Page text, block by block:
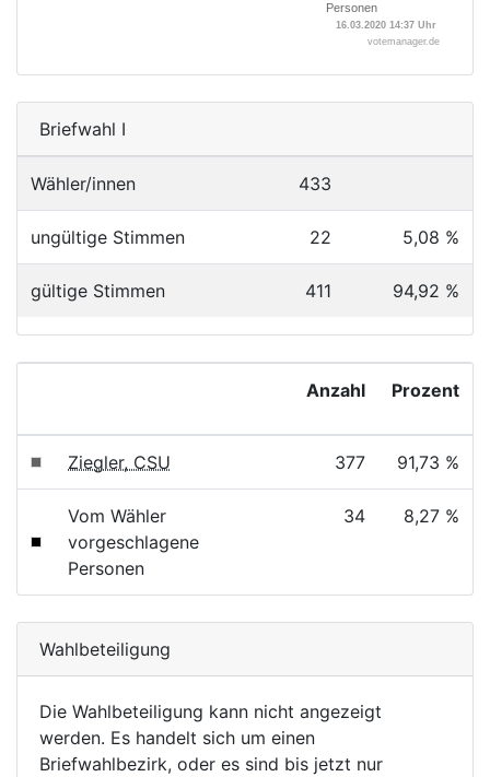
Personen
16.03.2020 14:37 Uhr
votemanager.de
Briefwahl I
Wähler/innen 433
ungültige Stimmen 22 5,08 %
gültige Stimmen 411 94,92 %
Anzahl Prozent
Ziegler, CSU 377 91,73 %
Vom Wähler
vorgeschlagene
Personen
34 8,27 %
Wahlbeteiligung
Die Wahlbeteiligung kann nicht angezeigt
werden. Es handelt sich um einen
Briefwahlbezirk, oder es sind bis jetzt nur